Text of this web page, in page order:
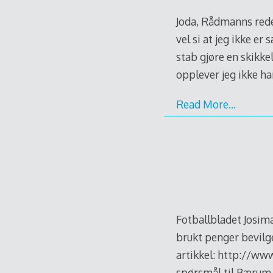
Joda, Rådmanns
vel si at jeg ikke er
stab gjøre en
opplever jeg ikke
Read More…
Fotballbladet
brukt penger
artikkel: http://